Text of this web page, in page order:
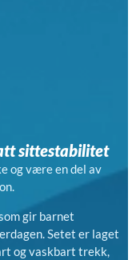
sittestabilitet
og være en del av
gir barnet
Setet er laget
og vaskbart trekk,